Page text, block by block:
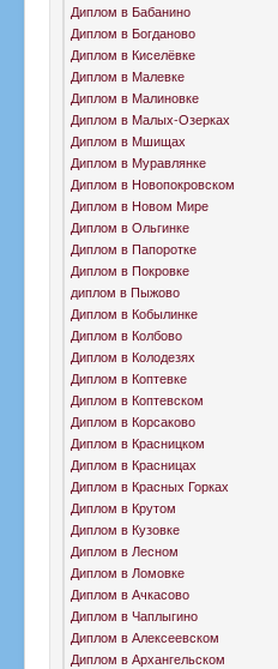
Диплом в Бабанино
Диплом в Богданово
Диплом в Киселёвке
Диплом в Малевке
Диплом в Малиновке
Диплом в Малых-Озерках
Диплом в Мшищах
Диплом в Муравлянке
Диплом в Новопокровском
Диплом в Новом Мире
Диплом в Ольгинке
Диплом в Папоротке
Диплом в Покровке
диплом в Пыжово
Диплом в Кобылинке
Диплом в Колбово
Диплом в Колодезях
Диплом в Коптевке
Диплом в Коптевском
Диплом в Корсаково
Диплом в Красницком
Диплом в Красницах
Диплом в Красных Горках
Диплом в Крутом
Диплом в Кузовке
Диплом в Лесном
Диплом в Ломовке
Диплом в Ачкасово
Диплом в Чаплыгино
Диплом в Алексеевском
Диплом в Архангельском